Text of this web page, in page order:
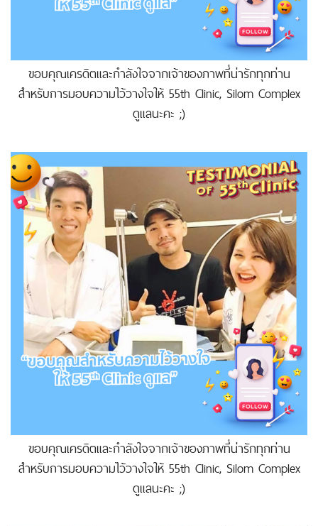
ขอบคุณเครดิตและกำลังใจจากเจ้าของภาพที่น่ารักทุกท่าน
สำหรับการมอบความไว้วางใจให้ 55th Clinic, Silom Complex
ดูแลนะคะ ;)
ขอบคุณเครดิตและกำลังใจจากเจ้าของภาพที่น่ารักทุกท่าน
สำหรับการมอบความไว้วางใจให้ 55th Clinic, Silom Complex
ดูแลนะคะ ;)